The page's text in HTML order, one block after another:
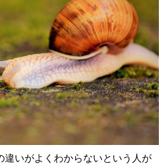
違いがよくわからないという人が